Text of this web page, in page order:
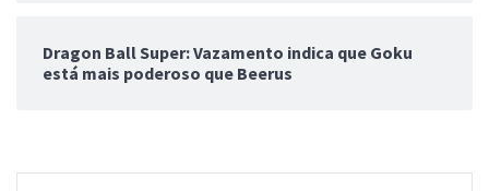
Dragon Ball Super: Vazamento indica que Goku
está mais poderoso que Beerus